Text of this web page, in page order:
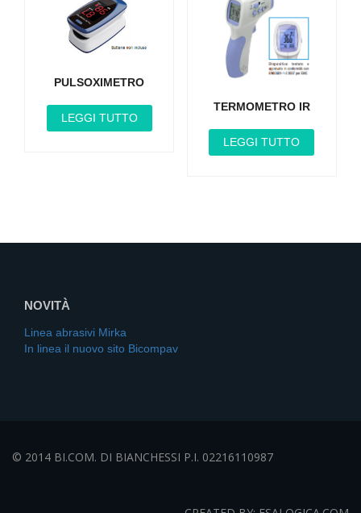
PULSOXIMETRO
LEGGI TUTTO
TERMOMETRO IR
LEGGI TUTTO
NOVITÀ
Linea abrasivi Mirka
In linea il nuovo sito Bicompav
© 2014 BI.COM. DI BIANCHESSI P.I. 02216110987